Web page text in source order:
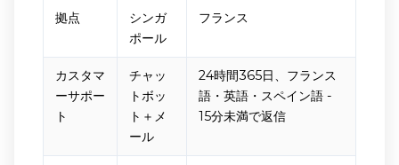
拠点
シンガ
ポール
フランス
カスタマ
ーサポー
ト
チャッ
トボッ
ト＋メ
ール
24時間365日、フランス
語・英語・スペイン語 -
15分未満で返信